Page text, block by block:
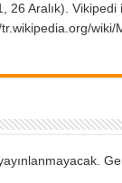
26 Aralık).
wiki/